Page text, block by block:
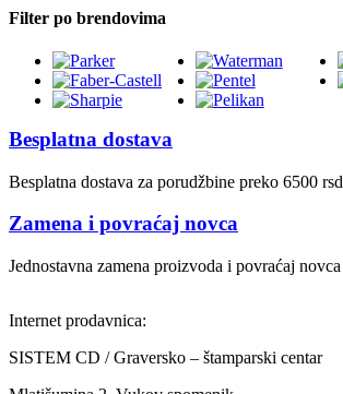
Filter po brendovima
Besplatna dostava
Besplatna dostava za porudžbine preko 6500 rsd
Zamena i povraćaj novca
Jednostavna zamena proizvoda i povraćaj novca
Internet prodavnica:
SISTEM CD / Graversko – štamparski centar